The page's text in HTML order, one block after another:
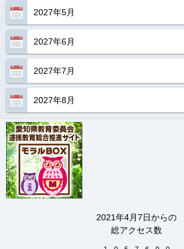
2027年5月
2027年6月
2027年7月
2027年8月
2021年4月7日からの
総アクセス数